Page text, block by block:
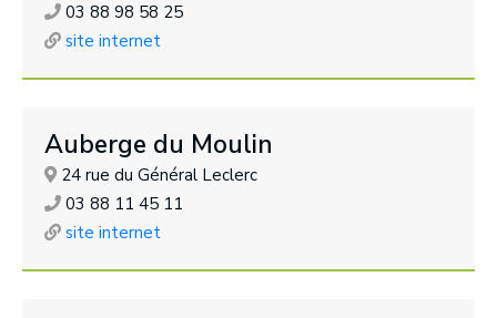
03 88 98 58 25
site internet
Auberge du Moulin
24 rue du Général Leclerc
03 88 11 45 11
site internet